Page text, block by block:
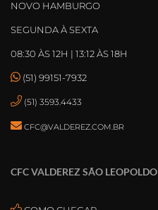
NOVO HAMBURGO
SEGUNDA À SEXTA
08:30 ÀS 12H | 13:12 ÀS 18H
(51) 99151-7932
(51) 3593.4433
CFC@VALDEREZ.COM.BR
CFC VALDEREZ SÃO LEOPOLDO